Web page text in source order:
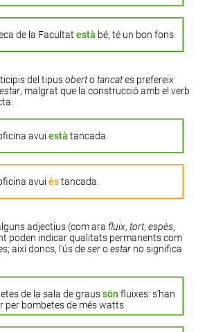
de la Facultat està bé, té un bon fons.
del tipusobertotancates prefereix
estar, malgrat que la construcció amb el verb
avui està tancada.
avui éstancada.
adjectius (com ara fluix,tort,espès,
poden indicar qualitats permanents com
així doncs, l’ús deseroestar no significa
de la sala de graussón fluixes: s’han
per bombetes de més watts.